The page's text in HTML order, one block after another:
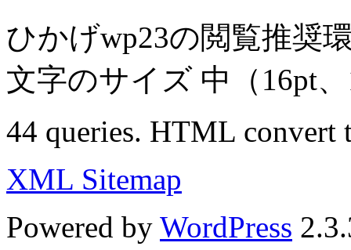
ひかげwp23の閲覧推奨
文字のサイズ 中
（16pt
44 queries. HTML convert
XML Sitemap
Powered by WordPress